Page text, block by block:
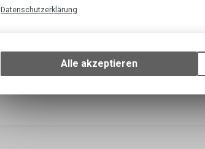
Datenschutzerklärung
Ihrem Gerät, um die
Verwendung des Warenkorbs, zu
zulassen.
Alle akzeptieren